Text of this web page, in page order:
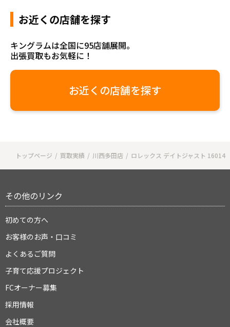
お近くの店舗を探す
キングラムは全国に95店舗展開。
出張買取もお気軽に！
お近くの店舗を探す
トップページ 買取実績 川西多田店 ロレックス デイトジャスト 16014
その他のリンク
初めての方へ
お客様のお声・口コミ
よくあるご質問
子育て応援プロジェクト
FCオーナー募集
採用情報
会社概要